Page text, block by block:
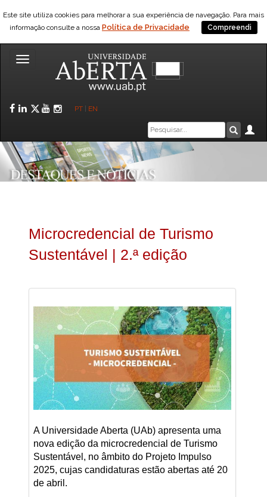
Este site utiliza cookies para melhorar a sua experiência de navegação. Para mais
informação consulte a nossa Política de Privacidade Compreendi
Toggle
Facebook
LinkedIn
Twitter
YouTube
Instagram
PT EN
Caixa
de
pesquisa
Microcredencial de Turismo
Sustentável | 2.ª edição
A Universidade Aberta (UAb) apresenta uma
nova edição da microcredencial de Turismo
Sustentável, no âmbito do Projeto Impulso
2025, cujas candidaturas estão abertas até 20
de abril.